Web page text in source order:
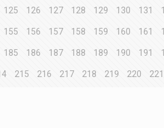
125 126 127 128 129 130 131
155 156 157 158 159 160 161
185 186 187 188 189 190 191
215 216 217 218 219 220 221